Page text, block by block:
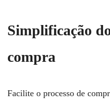
Simplificação
compra
Facilite o processo de